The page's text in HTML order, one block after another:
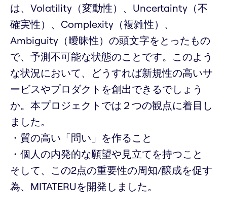
は、Volatility（変動性）、Uncertainty（不
確実性）、Complexity（複雑性）、
Ambiguity（曖昧性）の頭文字をとったもの
で、予測不可能な状態のことです。このよう
な状況において、どうすれば新規性の高いサ
ービスやプロダクトを創出できるでしょう
か。本プロジェクトでは２つの観点に着目し
ました。
・質の高い「問い」を作ること
・個人の内発的な願望や見立てを持つこと
そして、この2点の重要性の周知/醸成を促す
為、MITATERUを開発しました。